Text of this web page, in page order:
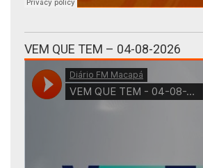
VEM QUE TEM – 04-08-2026